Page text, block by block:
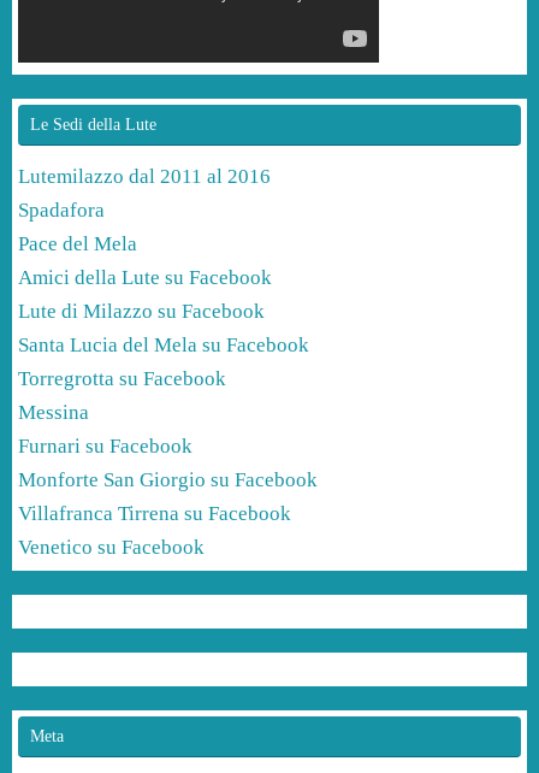
Le Sedi della Lute
Lutemilazzo dal 2011 al 2016
Spadafora
Pace del Mela
Amici della Lute su Facebook
Lute di Milazzo su Facebook
Santa Lucia del Mela su Facebook
Torregrotta su Facebook
Messina
Furnari su Facebook
Monforte San Giorgio su Facebook
Villafranca Tirrena su Facebook
Venetico su Facebook
Meta